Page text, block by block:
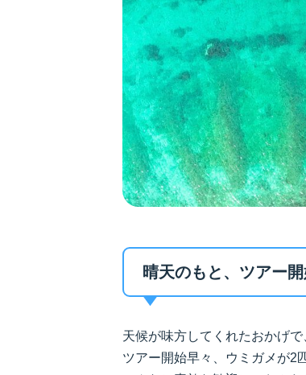
晴天のもと、ツアー
天候が味方してくれたおかげ
ツアー開始早々、ウミガメが2